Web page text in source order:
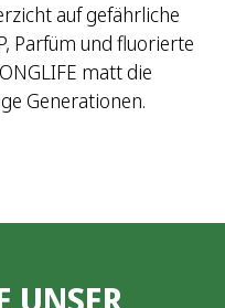
auf gefährliche
Parfüm und fluorierte
matt die
Generationen.